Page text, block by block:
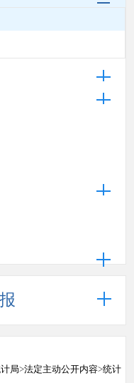
局>法定主动公开内容>统计